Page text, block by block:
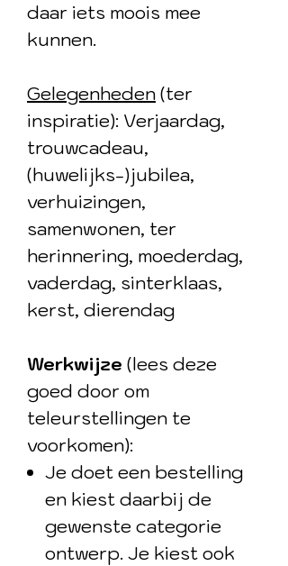
daar iets moois mee
kunnen.
Gelegenheden(ter
inspiratie): Verjaardag,
trouwcadeau,
(huwelijks-)jubilea,
verhuizingen,
samenwonen, ter
herinnering, moederdag,
vaderdag, sinterklaas,
kerst, dierendag
Werkwijze (lees deze
goed door om
teleurstellingen te
voorkomen):
Je doet een bestelling
en kiest daarbij de
gewenste categorie
ontwerp. Je kiest ook